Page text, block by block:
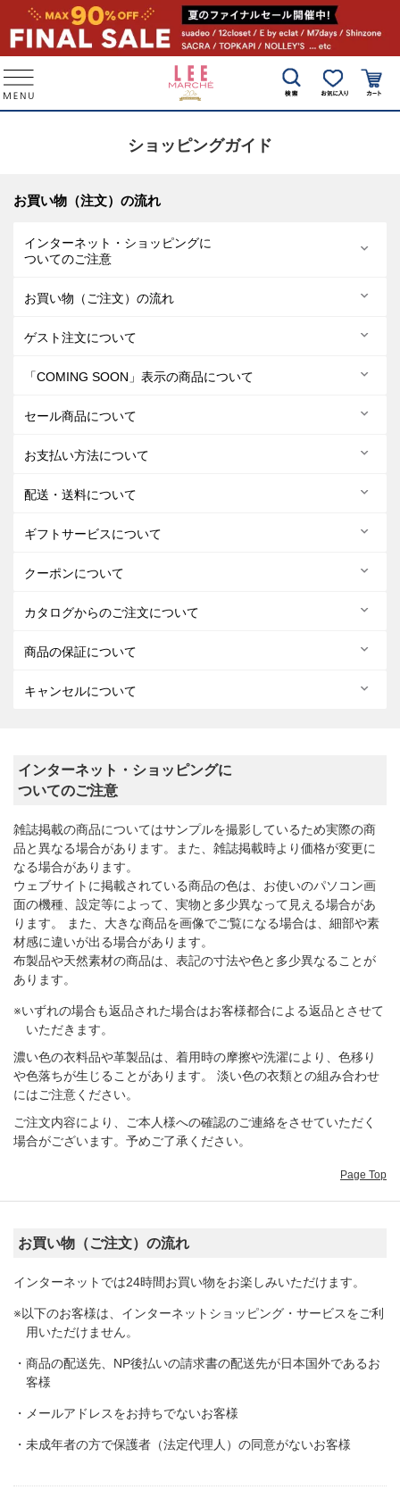
ショッピングガイド
お買い物（注文）の流れ
インターネット・ショッピングに
ついてのご注意
お買い物（ご注文）の流れ
ゲスト注文について
「COMING SOON」表示の商品について
セール商品について
お支払い方法について
配送・送料について
ギフトサービスについて
クーポンについて
カタログからのご注文について
商品の保証について
キャンセルについて
インターネット・ショッピングに
ついてのご注意
雑誌掲載の商品についてはサンプルを撮影しているため実際の商
品と異なる場合があります。また、雑誌掲載時より価格が変更に
なる場合があります。
ウェブサイトに掲載されている商品の色は、お使いのパソコン画
面の機種、設定等によって、実物と多少異なって見える場合があ
ります。 また、大きな商品を画像でご覧になる場合は、細部や素
材感に違いが出る場合があります。
布製品や天然素材の商品は、表記の寸法や色と多少異なることが
あります。
※いずれの場合も返品された場合はお客様都合による返品とさせて
いただきます。
濃い色の衣料品や革製品は、着用時の摩擦や洗濯により、色移り
や色落ちが生じることがあります。 淡い色の衣類との組み合わせ
にはご注意ください。
ご注文内容により、ご本人様への確認のご連絡をさせていただく
場合がございます。予めご了承ください。
Page Top
お買い物（ご注文）の流れ
インターネットでは24時間お買い物をお楽しみいただけます。
※以下のお客様は、インターネットショッピング・サービスをご利
用いただけません。
・商品の配送先、NP後払いの請求書の配送先が日本国外であるお
客様
・メールアドレスをお持ちでないお客様
・未成年者の方で保護者（法定代理人）の同意がないお客様